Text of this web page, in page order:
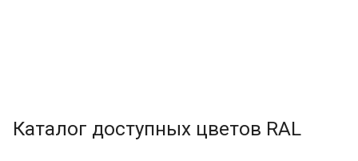
Каталог доступных цветов RAL